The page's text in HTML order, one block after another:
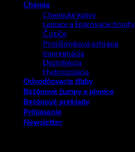
Chémia
Chemické kotvy
Lepiace a špárovacie hmoty
Čističe
Protišmyková ochrana
Impregnácia
Dezinfekcia
Hydroizolácia
Odvodňovacie žľaby
Betónové žumpy a pivnice
Betónové preklady
Prihlásenie
Newsletter